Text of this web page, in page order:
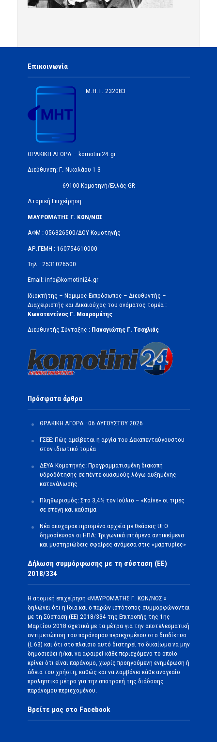
Επικοινωνία
Μ.Η.Τ. 232083
ΘΡΑΚΙΚΗ ΑΓΟΡΑ – komotini24.gr
Διεύθυνση: Γ. Νικολάου 1-3
69100 Κομοτηνή/Ελλάς-GR
Ατομική Επιχείρηση
ΜΑΥΡΟΜΑΤΗΣ Γ. ΚΩΝ/ΝΟΣ
ΑΦΜ : 056326500/ΔOΥ Κομοτηνής
ΑΡ.ΓΕΜΗ : 160754610000
Τηλ.: 2531026500
Email: info@komotini24.gr
Ιδιοκτήτης – Νόμιμος Εκπρόσωπος – Διευθυντής –
Διαχειριστής και Δικαιούχος του ονόματος τομέα :
Κωνσταντίνος Γ. Μαυρομάτης
Διευθυντής Σύνταξης : Παναγιώτης Γ. Τσοχλιάς
Πρόσφατα άρθρα
ΘΡΑΚΙΚΗ ΑΓΟΡΑ : 06 ΑΥΓΟΥΣΤΟΥ 2026
ΓΣΕΕ: Πώς αμείβεται η αργία του Δεκαπενταύγουστου
στον ιδιωτικό τομέα
ΔΕΥΑ Κομοτηνής: Προγραμματισμένη διακοπή
υδροδότησης σε πέντε οικισμούς λόγω αυξημένης
κατανάλωσης
Πληθωρισμός: Στο 3,4% τον Ιούλιο – «Καίνε» οι τιμές
σε στέγη και καύσιμα
Νέα αποχαρακτηρισμένα αρχεία με θεάσεις UFO
δημοσίευσαν οι ΗΠΑ: Τριγωνικά ιπτάμενα αντικείμενα
και μυστηριώδεις σφαίρες ανάμεσα στις «μαρτυρίες»
Δήλωση συμμόρφωσης με τη σύσταση (ΕΕ)
2018/334
Η ατομική επιχείρηση «ΜΑΥΡΟΜΑΤΗΣ Γ. ΚΩΝ/ΝΟΣ »
δηλώνει ότι η ίδια και ο παρών ιστότοπος συμμορφώνονται
με τη Σύσταση (ΕΕ) 2018/334 της Επιτροπής της 1ης
Μαρτίου 2018 σχετικά με τα μέτρα για την αποτελεσματική
αντιμετώπιση του παράνομου περιεχομένου στο διαδίκτυο
(L 63) και ότι στο πλαίσιο αυτό διατηρεί το δικαίωμα να μην
δημοσιεύει ή/και να αφαιρεί κάθε περιεχόμενο το οποίο
κρίνει ότι είναι παράνομο, χωρίς προηγούμενη ενημέρωση ή
άδεια του χρήστη, καθώς και να λαμβάνει κάθε αναγκαίο
προληπτικό μέτρο για την αποτροπή της διάδοσης
παράνομου περιεχομένου.
Βρείτε μας στο Facebook